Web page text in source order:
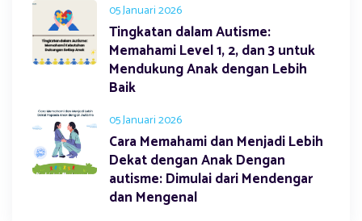
05 Januari 2026
Tingkatan dalam Autisme:
Memahami Level 1, 2, dan 3 untuk
Mendukung Anak dengan Lebih
Baik
05 Januari 2026
Cara Memahami dan Menjadi Lebih
Dekat dengan Anak Dengan
autisme: Dimulai dari Mendengar
dan Mengenal